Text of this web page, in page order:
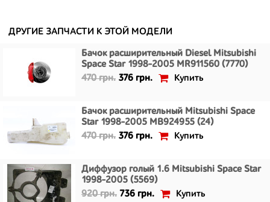
ДРУГИЕ ЗАПЧАСТИ К ЭТОЙ МОДЕЛИ
Бачок расширительный Diesel Mitsubishi
Space Star 1998-2005 MR911560 (7770)
470 грн. 376 грн. Купить
Бачок расширительный Mitsubishi Space
Star 1998-2005 MB924955 (24)
470 грн. 376 грн. Купить
Диффузор голый 1.6 Mitsubishi Space Star
1998-2005 (5569)
920 грн. 736 грн. Купить